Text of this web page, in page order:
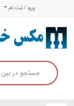
ورود / ثبت نام